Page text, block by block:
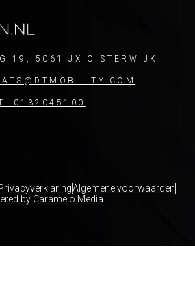
19, 5061 JX OISTERWIJK
0132045100
Algemene voorwaarden
by Caramelo Media